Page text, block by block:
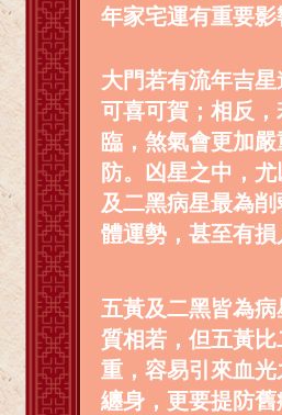
年家宅運有重要影
大門若有流年吉
可喜可賀；相反
臨，煞氣會更加
防。凶星之中，
及二黑病星最為
體運勢，甚至有損
五黃及二黑皆為
質相若，但五黃
重，容易引來血
纏身，更要提防